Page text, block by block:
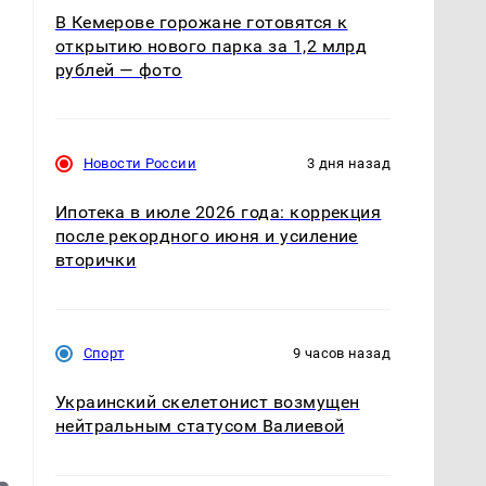
В Кемерове горожане готовятся к
открытию нового парка за 1,2 млрд
рублей — фото
Новости России 3 дня назад
Ипотека в июле 2026 года: коррекция
после рекордного июня и усиление
вторички
Спорт 9 часов назад
Украинский скелетонист возмущен
нейтральным статусом Валиевой